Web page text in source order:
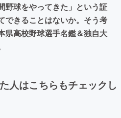
野球をやってきた」という証
できることはないか。そう考
県高校野球選手名鑑＆独自大
人はこちらもチェックし